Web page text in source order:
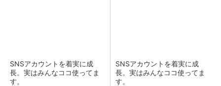
SNSアカウントを着実に成
長。実はみんなココ使ってま
す。
SNSアカウントを着実に成
長。実はみんなココ使ってま
す。